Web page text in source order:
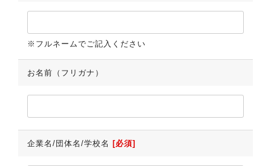
※フルネームでご記入ください
お名前（フリガナ）
企業名/団体名/学校名 [必須]